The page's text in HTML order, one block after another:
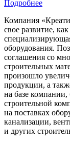
Подробнее
Компания
свое развитие,
оборудования.
соглашения со
строительных
произошло
продукции, а
на базе
строительной
на поставках
канализации,
и других